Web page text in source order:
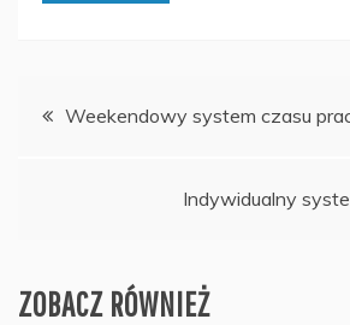
Nawigacja
Weekendowy system czasu
Indywidualny
ZOBACZ RÓWNIEŻ